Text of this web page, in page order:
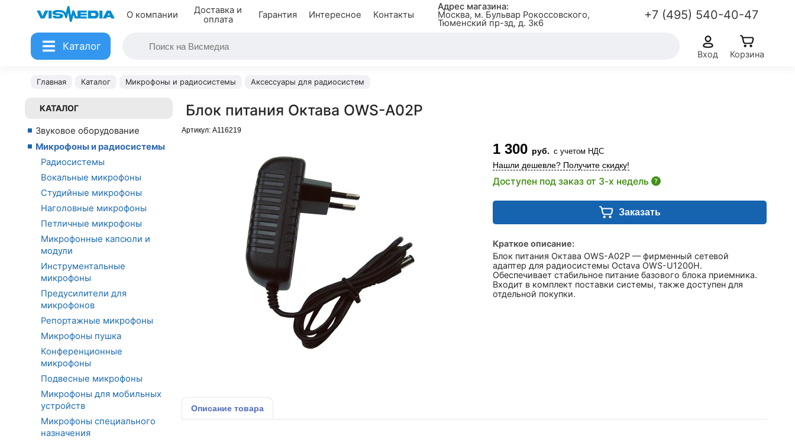
О компании
Доставка и
оплата
Гарантия Интересное Контакты
Адрес магазина:
Москва, м. Бульвар Рокоссовского,
Тюменский пр-зд, д. 3к6
+7 (495) 540-40-47
Каталог
Вход Корзина
Главная Каталог Микрофоны и радиосистемы Аксессуары для радиосистем
КАТАЛОГ
Звуковое оборудование
Микрофоны и радиосистемы
Радиосистемы
Вокальные микрофоны
Студийные микрофоны
Наголовные микрофоны
Петличные микрофоны
Микрофонные капсюли и
модули
Инструментальные
микрофоны
Предусилители для
микрофонов
Репортажные микрофоны
Микрофоны пушка
Конференционные
микрофоны
Подвесные микрофоны
Микрофоны для мобильных
устройств
Микрофоны специального
назначения
Блок питания Октава OWS-A02P
Артикул: A116219
1 300 руб. с учетом НДС
Нашли дешевле? Получите скидку!
Доступен под заказ от 3-х недель ?
Заказать
Краткое описание:
Блок питания Октава OWS-A02P — фирменный сетевой
адаптер для радиосистемы Octava OWS-U1200H.
Обеспечивает стабильное питание базового блока приемника.
Входит в комплект поставки системы, также доступен для
отдельной покупки.
Описание товара